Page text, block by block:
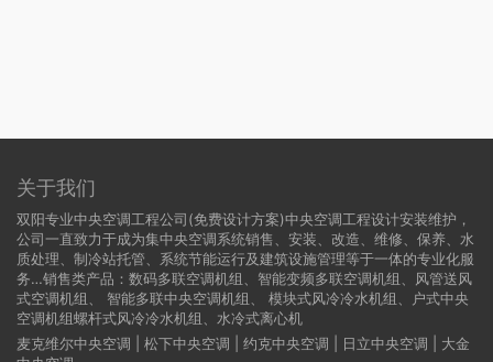
关于我们
双阳专业中央空调工程公司(免费设计方案)中央空调工程设计安装维护，
公司一直致力于成为集中央空调系统销售、安装、改造、维修、保养、水
质处理、制冷站托管、系统节能运行及建筑设施管理等于一体的专业化服
务…销售类产品：数码多联空调机组、智能变频多联空调机组、风管送风
式空调机组、 智能多联中央空调机组、 模块式风冷冷水机组、户式中央
空调机组螺杆式风冷冷水机组、水冷式离心机
麦克维尔中央空调
松下中央空调 约克中央空调 日立中央空调
大金